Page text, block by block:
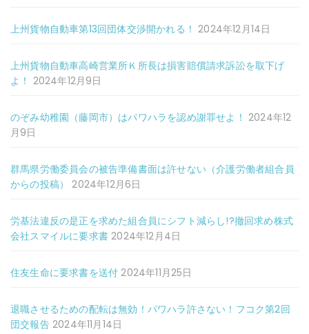
上州貨物自動車第13回団体交渉開かれる！ 2024年12月14日
上州貨物自動車高崎営業所Ｋ所長は損害賠償請求訴訟を取下げ
よ！ 2024年12月9日
のぞみ幼稚園（藤岡市）はパワハラを認め謝罪せよ！ 2024年12
月9日
群馬県労働委員会の被告準備書面は許せない（介護労働者組合員
からの投稿）
2024年12月6日
労基法違反の是正を求めた組合員にシフト減らし!?撤回求め株式
会社スマイルに要求書 2024年12月4日
住友生命に要求書を送付 2024年11月25日
退職させるための配転は無効！パワハラ許さない！フコク第2回
団交報告 2024年11月14日